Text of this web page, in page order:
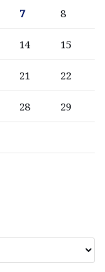
7 8
14 15
21 22
28 29